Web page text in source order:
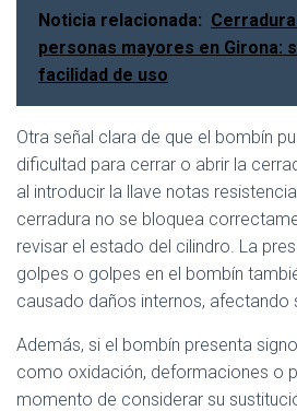
Noticia relacionada:
personas mayores en Girona:
facilidad de uso
Otra señal clara de que el bombín
dificultad para cerrar o abrir la
al introducir la llave notas
cerradura no se bloquea
revisar el estado del cilindro. La
golpes o golpes en el bombín
causado daños internos, afectando
Además, si el bombín presenta
como oxidación, deformaciones o
momento de considerar su